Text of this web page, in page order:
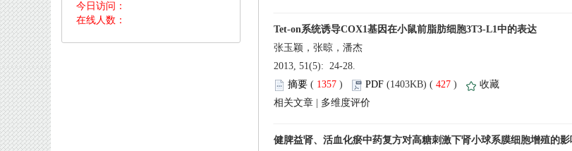
今日访问：
在线人数：
2013, 51(5): 24-28.
(
) 427)